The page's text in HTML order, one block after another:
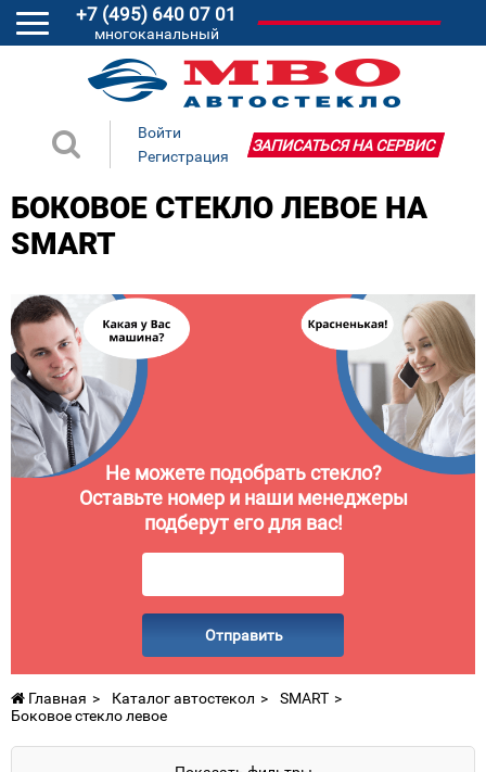
+7 (495) 640 07 01
многоканальный
Войти
Регистрация
ЗАПИСАТЬСЯ НА СЕРВИС
БОКОВОЕ СТЕКЛО ЛЕВОЕ НА
SMART
Не можете подобрать стекло?
Оставьте номер и наши менеджеры
подберут его для вас!
Отправить
Главная Каталог автостекол
SMART
Боковое стекло левое